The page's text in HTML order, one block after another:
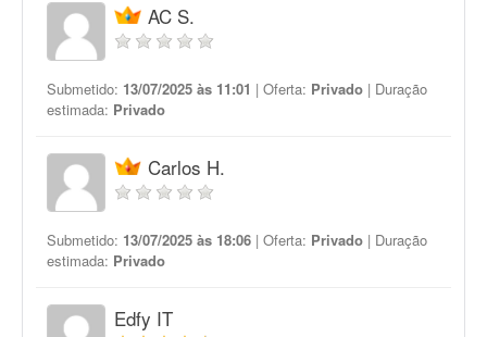
AC S.
Submetido: 13/07/2025 às 11:01 | Oferta: Privado | Duração
estimada: Privado
Carlos H.
Submetido: 13/07/2025 às 18:06 | Oferta: Privado | Duração
estimada: Privado
Edfy IT